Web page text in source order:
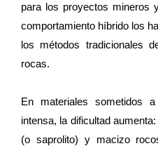
para los proyectos mineros
comportamiento híbrido los
los métodos tradicionales
rocas.
En materiales sometidos
intensa, la dificultad
(o saprolito) y macizo